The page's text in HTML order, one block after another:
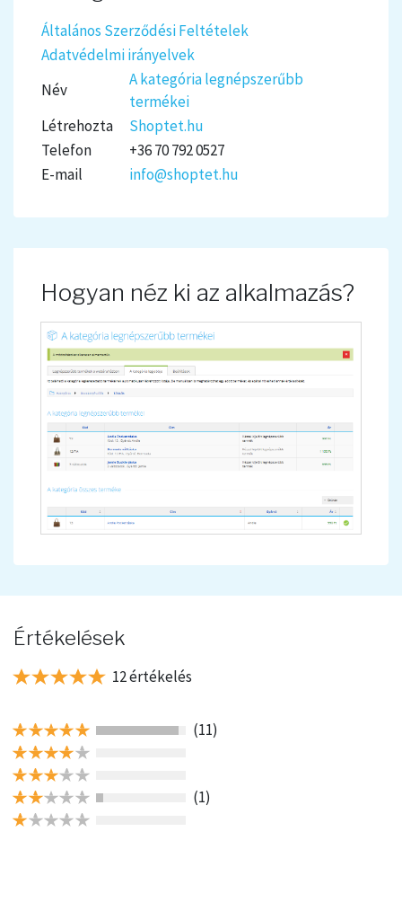
Általános Szerződési Feltételek
Adatvédelmi irányelvek
Név
A kategória legnépszerűbb
termékei
Létrehozta
Shoptet.hu
Telefon
+36 70 792 0527
E-mail
info@shoptet.hu
Hogyan néz ki az alkalmazás?
Értékelések
12 értékelés
(11)
(1)